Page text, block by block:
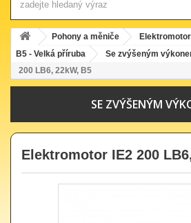
Pohony a měniče
B5 - Velká příruba
Se zvýšeným
200 LB6, 22kW, B5
SE ZVÝŠENÝM
Elektromotor IE2 200